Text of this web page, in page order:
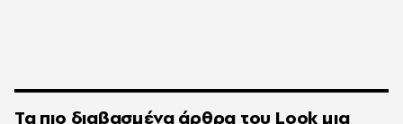
Τα πιο διαβασμένα άρθρα του Look μια